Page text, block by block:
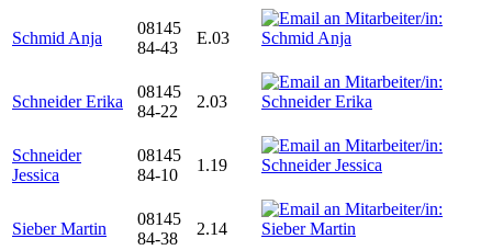
Schmid Anja
08145
84-43
E.03
Schneider Erika
08145
84-22
2.03
Schneider
Jessica
08145
84-10
1.19
Sieber Martin
08145
84-38
2.14